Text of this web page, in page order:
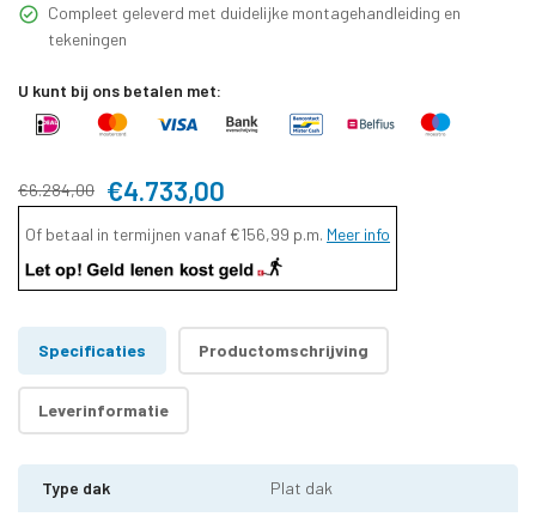
Compleet geleverd met duidelijke montagehandleiding en
tekeningen
U kunt bij ons betalen met:
€6.284,00 €4.733,00
Of betaal in termijnen vanaf €156,99 p.m. Meer info
Specificaties Productomschrijving
Leverinformatie
Type dak Plat dak